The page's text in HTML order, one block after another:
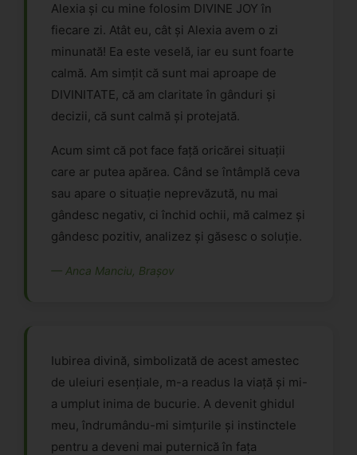
Alexia și cu mine folosim DIVINE JOY în
fiecare zi. Atât eu, cât și Alexia avem o zi
minunată! Ea este veselă, iar eu sunt foarte
calmă. Am simțit că sunt mai aproape de
DIVINITATE, că am claritate în gânduri și
decizii, că sunt calmă și protejată.
Acum simt că pot face față oricărei situații
care ar putea apărea. Când se întâmplă ceva
sau apare o situație neprevăzută, nu mai
gândesc negativ, ci închid ochii, mă calmez și
gândesc pozitiv, analizez și găsesc o soluție.
— Anca Manciu, Brașov
Iubirea divină, simbolizată de acest amestec
de uleiuri esențiale, m-a readus la viață și mi-
a umplut inima de bucurie. A devenit ghidul
meu, îndrumându-mi simțurile și instinctele
pentru a deveni mai puternică în fața